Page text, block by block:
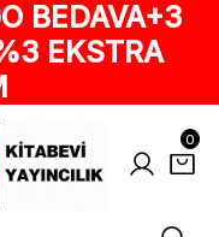
BEDAVA+3
EKSTRA
0